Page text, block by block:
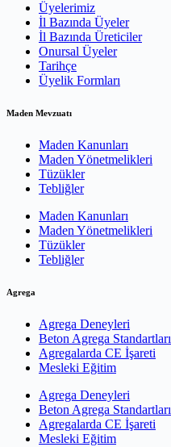
Üyelerimiz
İl Bazında Üyeler
İl Bazında Üreticiler
Onursal Üyeler
Tarihçe
Üyelik Formları
Maden Mevzuatı
Maden Kanunları
Maden Yönetmelikleri
Tüzükler
Tebliğler
Maden Kanunları
Maden Yönetmelikleri
Tüzükler
Tebliğler
Agrega
Agrega Deneyleri
Beton Agrega Standartları
Agregalarda CE İşareti
Mesleki Eğitim
Agrega Deneyleri
Beton Agrega Standartları
Agregalarda CE İşareti
Mesleki Eğitim